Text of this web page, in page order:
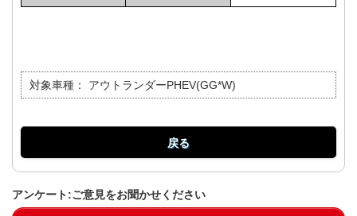
対象車種： アウトランダーPHEV(GG*W)
戻る
アンケート:ご意見をお聞かせください